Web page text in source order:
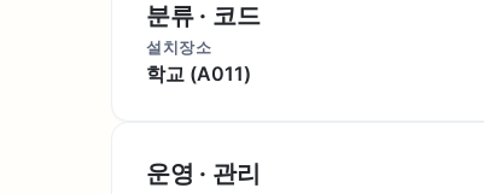
분류 · 코드
설치장소
학교 (A011)
운영 · 관리